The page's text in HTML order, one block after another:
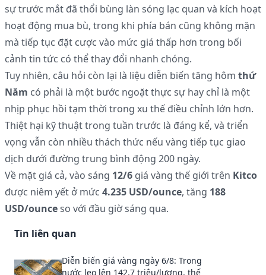
sự trước mắt đã thổi bùng làn sóng lạc quan và kích hoạt
hoạt động mua bù, trong khi phía bán cũng không mặn
mà tiếp tục đặt cược vào mức giá thấp hơn trong bối
cảnh tin tức có thể thay đổi nhanh chóng.
Tuy nhiên, câu hỏi còn lại là liệu diễn biến tăng hôm thứ
Năm có phải là một bước ngoặt thực sự hay chỉ là một
nhịp phục hồi tạm thời trong xu thế điều chỉnh lớn hơn.
Thiệt hại kỹ thuật trong tuần trước là đáng kể, và triển
vọng vẫn còn nhiều thách thức nếu vàng tiếp tục giao
dịch dưới đường trung bình động 200 ngày.
Về mặt giá cả, vào sáng 12/6 giá vàng thế giới trên Kitco
được niêm yết ở mức 4.235 USD/ounce, tăng 188
USD/ounceso với đầu giờ sáng qua.
Tin liên quan
Diễn biến giá vàng ngày 6/8: Trong
nước leo lên 142,7 triệu/lượng, thế